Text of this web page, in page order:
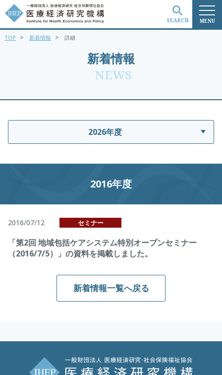
MENU
SEARCH
新着情報
NEWS
TOP > 新着情報 > 詳細
2026年度
2016年度
2016/07/12 セミナー
「第2回 地域包括ケアシステム特別オープンセミナー
（2016/7/5）」の資料を掲載しました。
新着情報一覧へ戻る